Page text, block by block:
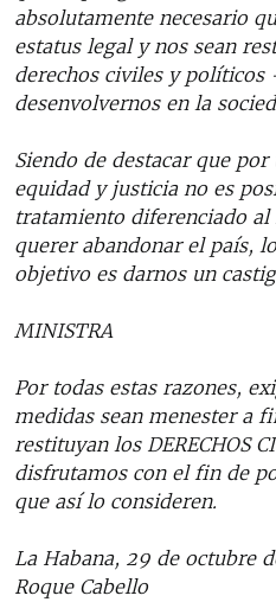
absolutamente necesario
estatus legal y nos sean
derechos civiles y
desenvolvernos en la
Siendo de destacar que
equidad y justicia no es
tratamiento diferenciado
querer abandonar el país,
objetivo es darnos un
MINISTRA
Por todas estas razones,
medidas sean menester a
restituyan los DERECHOS
disfrutamos con el fin de
que así lo consideren.
La Habana, 29 de octubre
Roque Cabello